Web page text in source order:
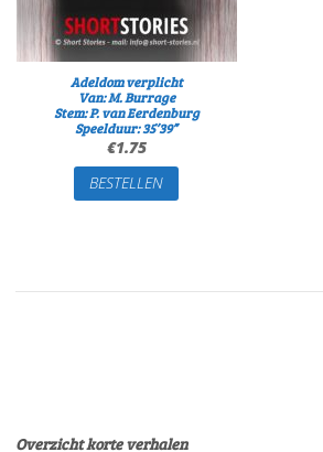
Adeldom verplicht
Van: M. Burrage
Stem: P. van Eerdenburg
Speelduur: 35’39”
€1.75
BESTELLEN
Overzicht korte verhalen